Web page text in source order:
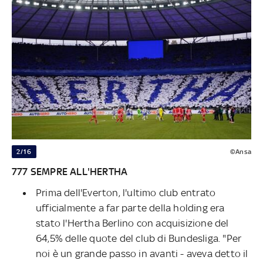
2/16 ©Ansa
777 SEMPRE ALL'HERTHA
Prima dell'Everton, l'ultimo club entrato
ufficialmente a far parte della holding era
stato l'Hertha Berlino con acquisizione del
64,5% delle quote del club di Bundesliga. "Per
noi è un grande passo in avanti - aveva detto il